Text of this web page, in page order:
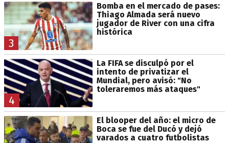
3
Bomba en el mercado de pases:
Thiago Almada será nuevo
jugador de River con una cifra
histórica
4
La FIFA se disculpó por el
intento de privatizar el
Mundial, pero avisó: "No
toleraremos más ataques"
El blooper del año: el micro de
Boca se fue del Ducó y dejó
varados a cuatro futbolistas